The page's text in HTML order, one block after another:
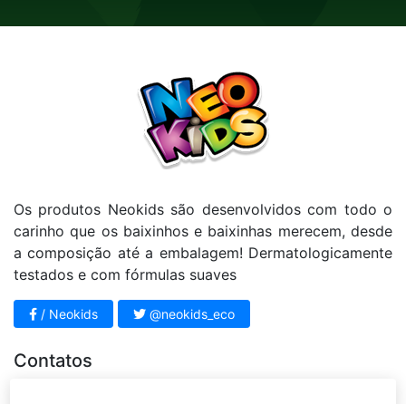
Os produtos Neokids são desenvolvidos com todo o
carinho que os baixinhos e baixinhas merecem, desde
a composição até a embalagem! Dermatologicamente
testados e com fórmulas suaves
/ Neokids @neokids_eco
Contatos